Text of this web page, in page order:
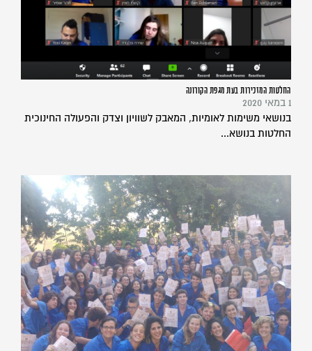
החלטות המזכירות בעת מגפת הקורונה
1 במאי 2020
בנושאי משימות לאומיות, המאבק לשוויון וצדק והפעולה החינוכית
החלטות בנושא...